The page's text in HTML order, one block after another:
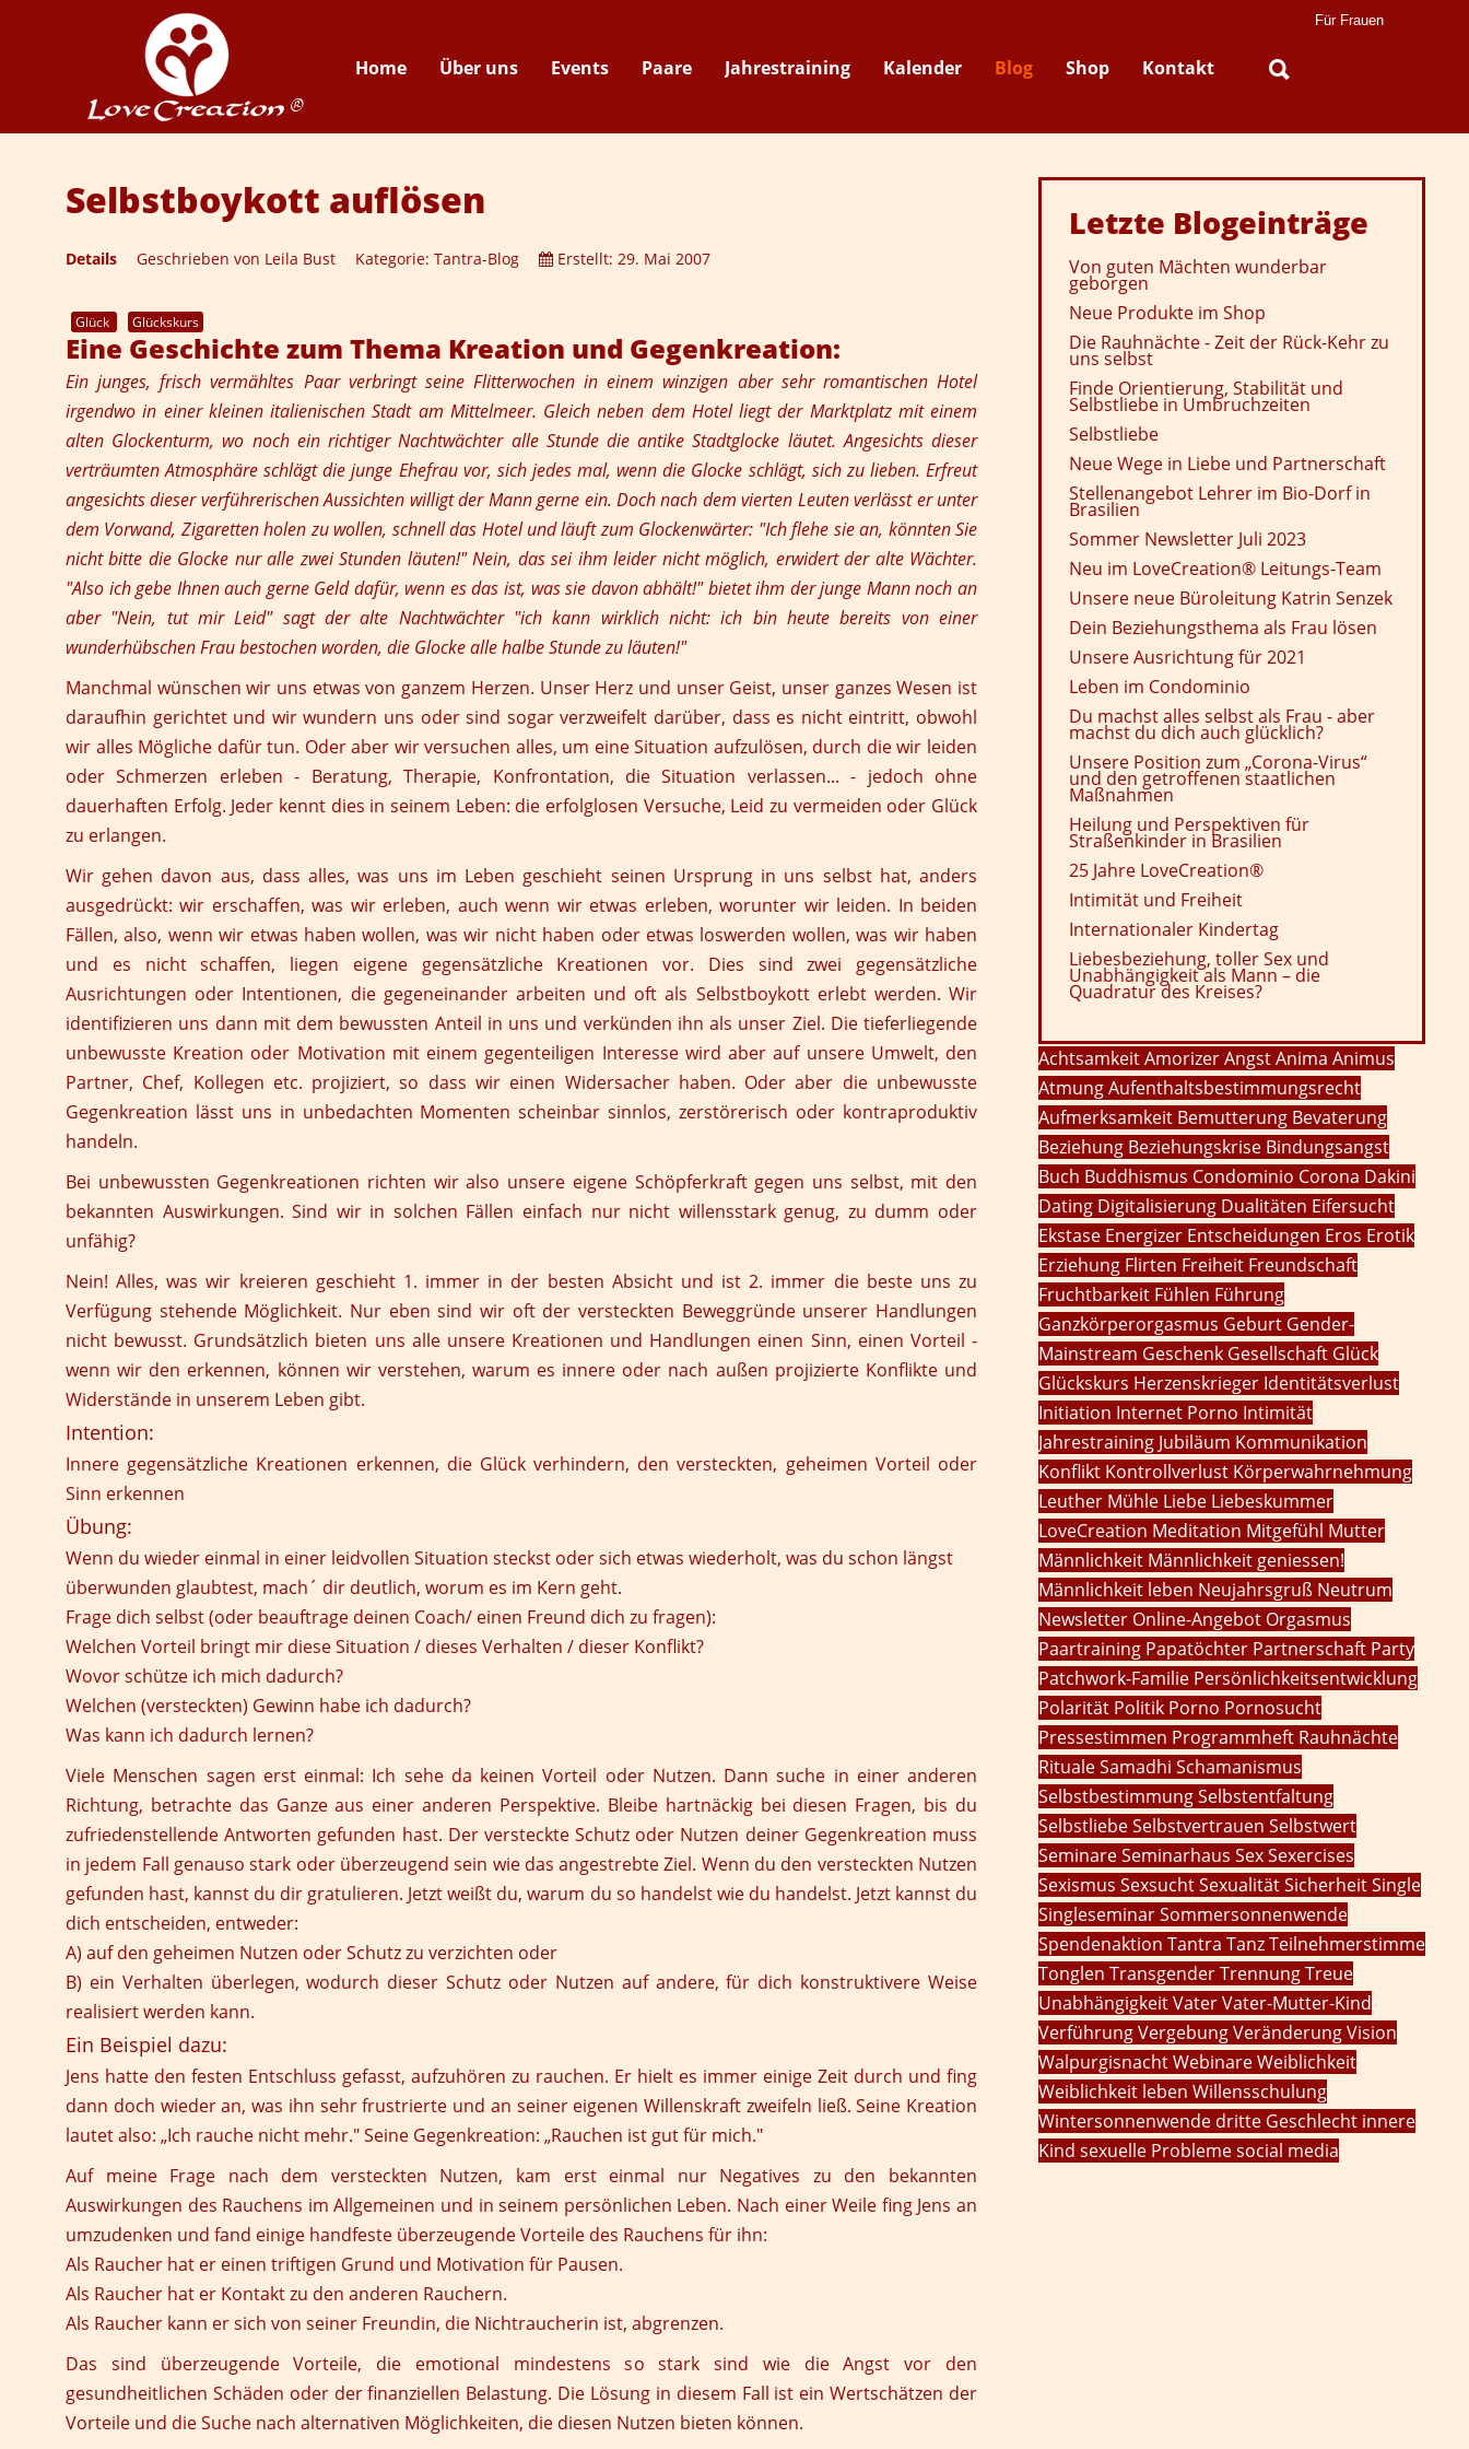
Für Frauen
Home Über uns Events Paare Jahrestraining Kalender Blog Shop Kontakt
Suche
Selbstboykott auflösen
Details Geschrieben von Leila Bust Kategorie: Tantra-Blog Erstellt: 29. Mai 2007
Glück Glückskurs
Eine Geschichte zum Thema Kreation und Gegenkreation:
Ein junges, frisch vermähltes Paar verbringt seine Flitterwochen in einem winzigen aber sehr romantischen Hotel
irgendwo in einer kleinen italienischen Stadt am Mittelmeer. Gleich neben dem Hotel liegt der Marktplatz mit einem
alten Glockenturm, wo noch ein richtiger Nachtwächter alle Stunde die antike Stadtglocke läutet. Angesichts dieser
verträumten Atmosphäre schlägt die junge Ehefrau vor, sich jedes mal, wenn die Glocke schlägt, sich zu lieben. Erfreut
angesichts dieser verführerischen Aussichten willigt der Mann gerne ein. Doch nach dem vierten Leuten verlässt er unter
dem Vorwand, Zigaretten holen zu wollen, schnell das Hotel und läuft zum Glockenwärter: "Ich flehe sie an, könnten Sie
nicht bitte die Glocke nur alle zwei Stunden läuten!" Nein, das sei ihm leider nicht möglich, erwidert der alte Wächter.
"Also ich gebe Ihnen auch gerne Geld dafür, wenn es das ist, was sie davon abhält!" bietet ihm der junge Mann noch an
aber "Nein, tut mir Leid" sagt der alte Nachtwächter "ich kann wirklich nicht: ich bin heute bereits von einer
wunderhübschen Frau bestochen worden, die Glocke alle halbe Stunde zu läuten!"
Manchmal wünschen wir uns etwas von ganzem Herzen. Unser Herz und unser Geist, unser ganzes Wesen ist
daraufhin gerichtet und wir wundern uns oder sind sogar verzweifelt darüber, dass es nicht eintritt, obwohl
wir alles Mögliche dafür tun. Oder aber wir versuchen alles, um eine Situation aufzulösen, durch die wir leiden
oder Schmerzen erleben - Beratung, Therapie, Konfrontation, die Situation verlassen... - jedoch ohne
dauerhaften Erfolg. Jeder kennt dies in seinem Leben: die erfolglosen Versuche, Leid zu vermeiden oder Glück
zu erlangen.
Wir gehen davon aus, dass alles, was uns im Leben geschieht seinen Ursprung in uns selbst hat, anders
ausgedrückt: wir erschaffen, was wir erleben, auch wenn wir etwas erleben, worunter wir leiden. In beiden
Fällen, also, wenn wir etwas haben wollen, was wir nicht haben oder etwas loswerden wollen, was wir haben
und es nicht schaffen, liegen eigene gegensätzliche Kreationen vor. Dies sind zwei gegensätzliche
Ausrichtungen oder Intentionen, die gegeneinander arbeiten und oft als Selbstboykott erlebt werden. Wir
identifizieren uns dann mit dem bewussten Anteil in uns und verkünden ihn als unser Ziel. Die tieferliegende
unbewusste Kreation oder Motivation mit einem gegenteiligen Interesse wird aber auf unsere Umwelt, den
Partner, Chef, Kollegen etc. projiziert, so dass wir einen Widersacher haben. Oder aber die unbewusste
Gegenkreation lässt uns in unbedachten Momenten scheinbar sinnlos, zerstörerisch oder kontraproduktiv
handeln.
Bei unbewussten Gegenkreationen richten wir also unsere eigene Schöpferkraft gegen uns selbst, mit den
bekannten Auswirkungen. Sind wir in solchen Fällen einfach nur nicht willensstark genug, zu dumm oder
unfähig?
Nein! Alles, was wir kreieren geschieht 1. immer in der besten Absicht und ist 2. immer die beste uns zu
Verfügung stehende Möglichkeit. Nur eben sind wir oft der versteckten Beweggründe unserer Handlungen
nicht bewusst. Grundsätzlich bieten uns alle unsere Kreationen und Handlungen einen Sinn, einen Vorteil -
wenn wir den erkennen, können wir verstehen, warum es innere oder nach außen projizierte Konflikte und
Widerstände in unserem Leben gibt.
Intention:
Innere gegensätzliche Kreationen erkennen, die Glück verhindern, den versteckten, geheimen Vorteil oder
Sinn erkennen
Übung:
Wenn du wieder einmal in einer leidvollen Situation steckst oder sich etwas wiederholt, was du schon längst
überwunden glaubtest, mach´ dir deutlich, worum es im Kern geht.
Frage dich selbst (oder beauftrage deinen Coach/ einen Freund dich zu fragen):
Welchen Vorteil bringt mir diese Situation / dieses Verhalten / dieser Konflikt?
Wovor schütze ich mich dadurch?
Welchen (versteckten) Gewinn habe ich dadurch?
Was kann ich dadurch lernen?
Viele Menschen sagen erst einmal: Ich sehe da keinen Vorteil oder Nutzen. Dann suche in einer anderen
Richtung, betrachte das Ganze aus einer anderen Perspektive. Bleibe hartnäckig bei diesen Fragen, bis du
zufriedenstellende Antworten gefunden hast. Der versteckte Schutz oder Nutzen deiner Gegenkreation muss
in jedem Fall genauso stark oder überzeugend sein wie das angestrebte Ziel. Wenn du den versteckten Nutzen
gefunden hast, kannst du dir gratulieren. Jetzt weißt du, warum du so handelst wie du handelst. Jetzt kannst du
dich entscheiden, entweder:
A) auf den geheimen Nutzen oder Schutz zu verzichten oder
B) ein Verhalten überlegen, wodurch dieser Schutz oder Nutzen auf andere, für dich konstruktivere Weise
realisiert werden kann.
Ein Beispiel dazu:
Jens hatte den festen Entschluss gefasst, aufzuhören zu rauchen. Er hielt es immer einige Zeit durch und fing
dann doch wieder an, was ihn sehr frustrierte und an seiner eigenen Willenskraft zweifeln ließ. Seine Kreation
lautet also: „Ich rauche nicht mehr." Seine Gegenkreation: „Rauchen ist gut für mich."
Auf meine Frage nach dem versteckten Nutzen, kam erst einmal nur Negatives zu den bekannten
Auswirkungen des Rauchens im Allgemeinen und in seinem persönlichen Leben. Nach einer Weile fing Jens an
umzudenken und fand einige handfeste überzeugende Vorteile des Rauchens für ihn:
Als Raucher hat er einen triftigen Grund und Motivation für Pausen.
Als Raucher hat er Kontakt zu den anderen Rauchern.
Als Raucher kann er sich von seiner Freundin, die Nichtraucherin ist, abgrenzen.
Das sind überzeugende Vorteile, die emotional mindestens so stark sind wie die Angst vor den
gesundheitlichen Schäden oder der finanziellen Belastung. Die Lösung in diesem Fall ist ein Wertschätzen der
Vorteile und die Suche nach alternativen Möglichkeiten, die diesen Nutzen bieten können.
Letzte Blogeinträge
Von guten Mächten wunderbar
geborgen
Neue Produkte im Shop
Die Rauhnächte - Zeit der Rück-Kehr zu
uns selbst
Finde Orientierung, Stabilität und
Selbstliebe in Umbruchzeiten
Selbstliebe
Neue Wege in Liebe und Partnerschaft
Stellenangebot Lehrer im Bio-Dorf in
Brasilien
Sommer Newsletter Juli 2023
Neu im LoveCreation® Leitungs-Team
Unsere neue Büroleitung Katrin Senzek
Dein Beziehungsthema als Frau lösen
Unsere Ausrichtung für 2021
Leben im Condominio
Du machst alles selbst als Frau - aber
machst du dich auch glücklich?
Unsere Position zum „Corona-Virus“
und den getroffenen staatlichen
Maßnahmen
Heilung und Perspektiven für
Straßenkinder in Brasilien
25 Jahre LoveCreation®
Intimität und Freiheit
Internationaler Kindertag
Liebesbeziehung, toller Sex und
Unabhängigkeit als Mann – die
Quadratur des Kreises?
AchtsamkeitAmorizerAngstAnima Animus
AtmungAufenthaltsbestimmungsrecht
Aufmerksamkeit Bemutterung Bevaterung
Beziehung Beziehungskrise Bindungsangst
Buch Buddhismus Condominio Corona Dakini
Dating Digitalisierung Dualitäten Eifersucht
Ekstase Energizer Entscheidungen Eros Erotik
Erziehung Flirten Freiheit Freundschaft
Fruchtbarkeit Fühlen Führung
Ganzkörperorgasmus Geburt Gender-
Mainstream Geschenk Gesellschaft Glück
Glückskurs Herzenskrieger Identitätsverlust
Initiation Internet Porno Intimität
Jahrestraining Jubiläum Kommunikation
Konflikt Kontrollverlust Körperwahrnehmung
Leuther Mühle Liebe Liebeskummer
LoveCreation Meditation Mitgefühl Mutter
Männlichkeit Männlichkeit geniessen!
Männlichkeit leben Neujahrsgruß Neutrum
Newsletter Online-Angebot Orgasmus
Paartraining Papatöchter Partnerschaft Party
Patchwork-Familie Persönlichkeitsentwicklung
Polarität Politik Porno Pornosucht
Pressestimmen Programmheft Rauhnächte
RitualeSamadhi Schamanismus
SelbstbestimmungSelbstentfaltung
SelbstliebeSelbstvertrauen Selbstwert
SeminareSeminarhaus SexSexercises
Sexismus SexsuchtSexualitätSicherheitSingle
SingleseminarSommersonnenwende
Spendenaktion Tantra TanzTeilnehmerstimme
Tonglen TransgenderTrennungTreue
UnabhängigkeitVaterVater-Mutter-Kind
VerführungVergebungVeränderungVision
WalpurgisnachtWebinareWeiblichkeit
Weiblichkeit leben Willensschulung
Wintersonnenwende dritte Geschlecht innere
Kind sexuelle Problemesocial media